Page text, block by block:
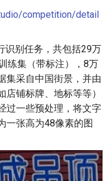
competition/detail
识别任务，共包括29万
练集（带标注），8万
集采自中国街景，并由
铺标牌、地标等等）
过一些预处理，将文字
一张高为48像素的图